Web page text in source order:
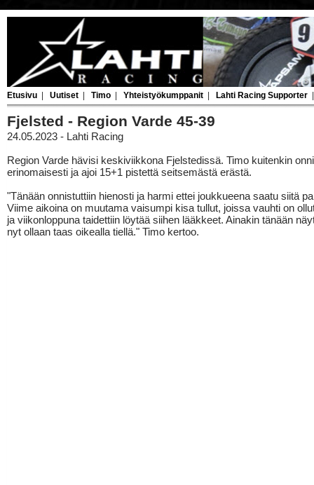
Etusivu Uutiset Timo Yhteistyökumppanit Lahti Racing Supporter
Fjelsted - Region Varde 45-39
24.05.2023 - Lahti Racing
Region Varde hävisi keskiviikkona Fjelstedissä. Timo kuitenkin
erinomaisesti ja ajoi 15+1 pistettä seitsemästä erästä.
"Tänään onnistuttiin hienosti ja harmi ettei joukkueena saatu siitä
Viime aikoina on muutama vaisumpi kisa tullut, joissa vauhti on
ja viikonloppuna taidettiin löytää siihen lääkkeet. Ainakin tänään
nyt ollaan taas oikealla tiellä." Timo kertoo.